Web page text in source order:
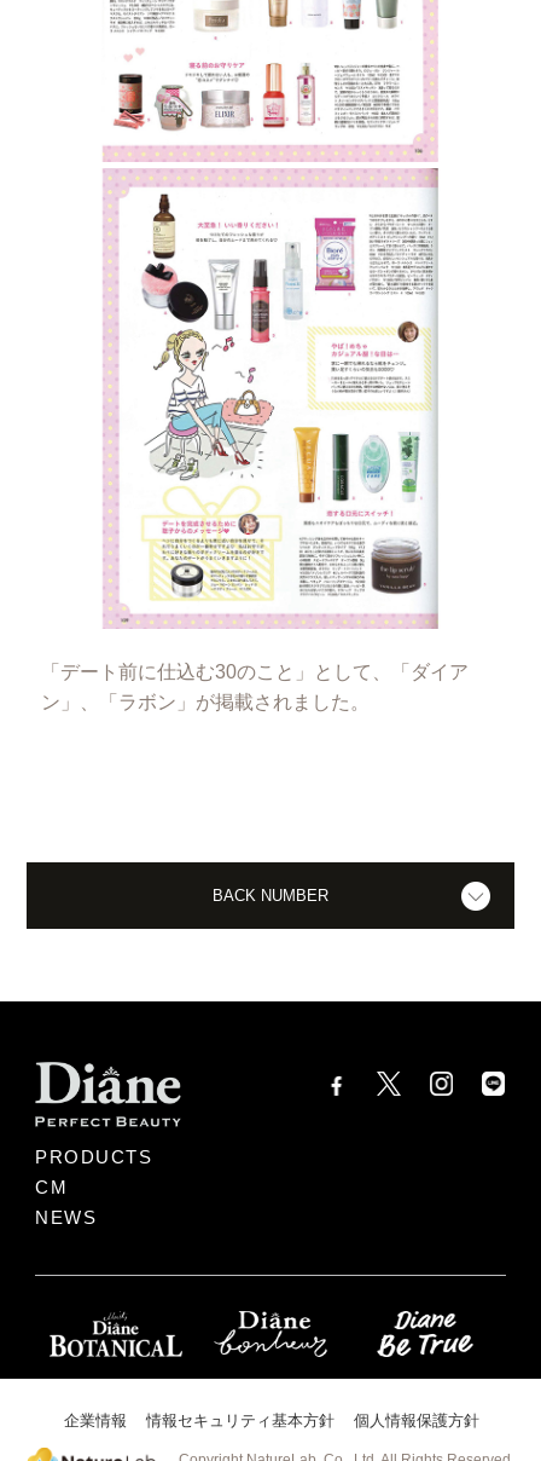
「デート前に仕込む30のこと」として、「ダイア
ン」、「ラボン」が掲載されました。
BACK NUMBER
PRODUCTS
CM
NEWS
企業情報 情報セキュリティ基本方針 個人情報保護方針